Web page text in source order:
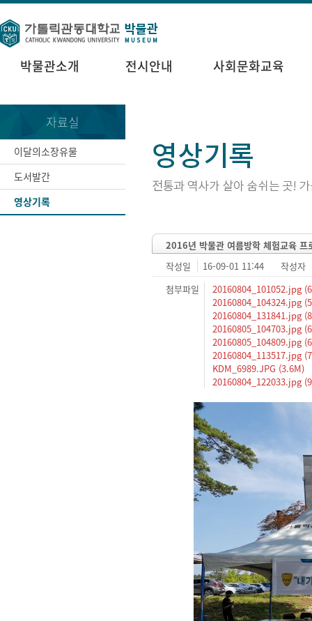
박물관소개 전시안내 사회문화교육
자료실
이달의소장유물
도서발간
영상기록
2016년 박물관 여름방학 체험교육 프
작성일
16-09-01 11:44
작성자
첨부파일
20160804_101052.jpg
20160804_104324.jpg
20160804_131841.jpg
20160805_104703.jpg
20160805_104809.jpg
20160804_113517.jpg
KDM_6989.JPG (3.6M)
20160804_122033.jpg